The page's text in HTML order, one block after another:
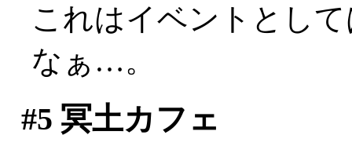
これはイベントとし
なぁ…。
#5 冥土カフェ